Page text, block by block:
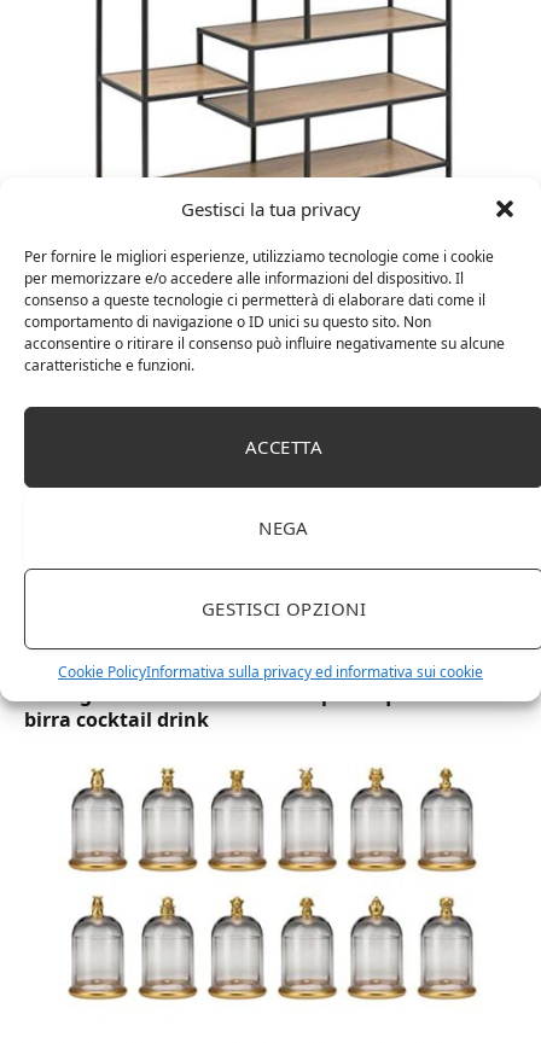
Gestisci la tua privacy
Per fornire le migliori esperienze, utilizziamo tecnologie come i cookie
per memorizzare e/o accedere alle informazioni del dispositivo. Il
consenso a queste tecnologie ci permetterà di elaborare dati come il
comportamento di navigazione o ID unici su questo sito. Non
acconsentire o ritirare il consenso può influire negativamente su alcune
caratteristiche e funzioni.
ACCETTA
NEGA
GESTISCI OPZIONI
Cookie PolicyInformativa sulla privacy ed informativa sui cookie
Amazon Basics Martin – Libreria, 35 x 114 x 78 cm
(Lu x La x A), effetto quercia(In precedenza
marchio Movian)
DOT Horeca Solutions 1000 Bicchieri PET
trasparenti monouso 350 ML tacca 0,3 alta qualità
birra cocktail drink